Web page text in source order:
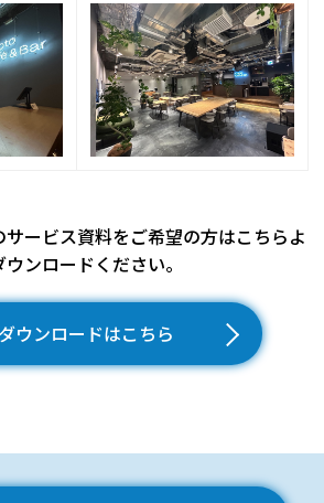
ービス資料をご希望の方はこちらよ
ウンロードください。
ウンロードはこちら